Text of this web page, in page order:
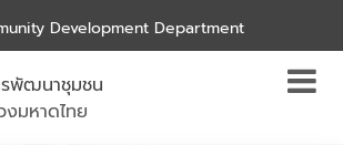
Development Department
รพัฒนาชุมชน
งมหาดไทย